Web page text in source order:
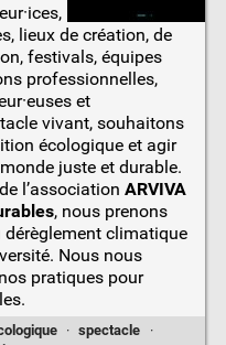
lieux de création, de
festivals, équipes
professionnelles,
et
vivant, souhaitons
écologique et agir
juste et durable.
l’association ARVIVA
, nous prenons
dérèglement climatique
Nous nous
pratiques pour
· spectacle
·